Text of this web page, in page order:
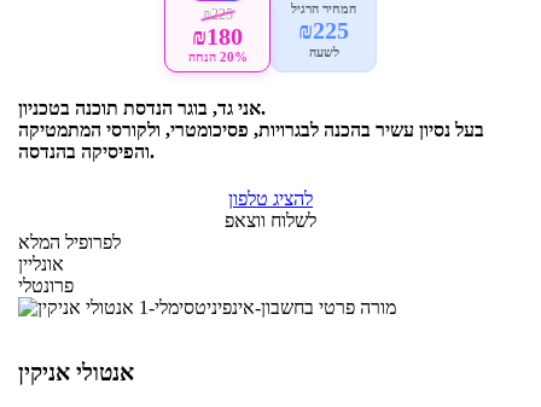
המחיר הרגיל
₪225
לשעה
₪225
₪180
20% הנחה
אני גד, בוגר הנדסת תוכנה בטכניון.
בעל נסיון עשיר בהכנה לבגרויות, פסיכומטרי, ולקורסי המתמטיקה
והפיסיקה בהנדסה.
להציג טלפון
לשלוח ווצאפ
לפרופיל המלא
אונליין
פרונטלי
אנטולי אניקין